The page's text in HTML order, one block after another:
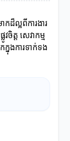
ដ៏ល្អពីការងារ
ចិត្ត សេវាកម្ម
ក្នុងការទាក់ទង